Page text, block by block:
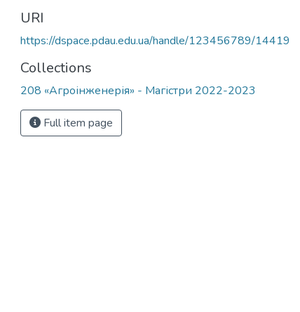
URI
https://dspace.pdau.edu.ua/handle/123456789/14419
Collections
208 «Агроінженерія» - Магістри 2022-2023
Full item page